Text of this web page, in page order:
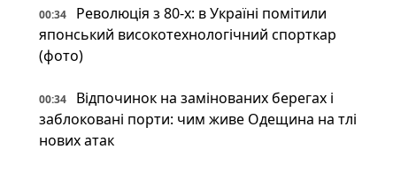
00:34
Революція з 80-х: в Україні помітили
японський високотехнологічний спорткар
(фото)
00:34
Відпочинок на замінованих берегах і
заблоковані порти: чим живе Одещина на тлі
нових атак